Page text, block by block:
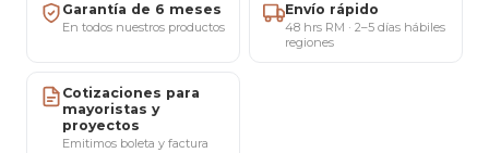
Profundidad: 39 cm
Estructura: Metal color dorado
Peso máximo recomendado: 120 kg
Garantía de 6 meses
En todos nuestros productos
Envío rápido
48 hrs RM · 2–5 días hábiles
regiones
Cotizaciones para
mayoristas y
proyectos
Emitimos boleta y factura